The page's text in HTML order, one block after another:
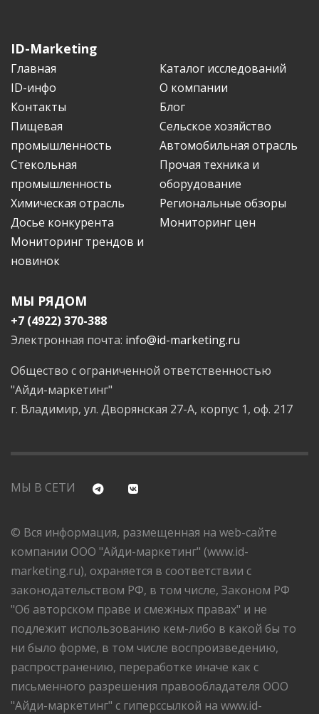
ID-Marketing
Главная
Каталог исследований
ID-инфо
О компании
Контакты
Блог
Пищевая
промышленность
Сельское хозяйство
Автомобильная отрасль
Стекольная
промышленность
Прочая техника и
оборудование
Химическая отрасль
Региональные обзоры
Досье конкурента
Мониторинг цен
Мониторинг трендов и
новинок
МЫ РЯДОМ
+7 (4922) 370-388
Электронная почта: info@id-marketing.ru
Общество с ограниченной ответственностью
"Айди-маркетинг"
г. Владимир, ул. Дворянская 27-А, корпус 1, оф. 217
МЫ В СЕТИ
© Вся информация, размещенная на web-сайте
компании ООО "Айди-маркетинг" (www.id-
marketing.ru), охраняется в соответствии с
законодательством РФ, в том числе, Законом РФ
"Об авторском праве и смежных правах" и не
подлежит использованию кем-либо в какой бы то
ни было форме, в том числе воспроизведению,
распространению, переработке иначе как с
письменного разрешения правообладателя ООО
"Айди-маркетинг" с гиперссылкой на www.id-